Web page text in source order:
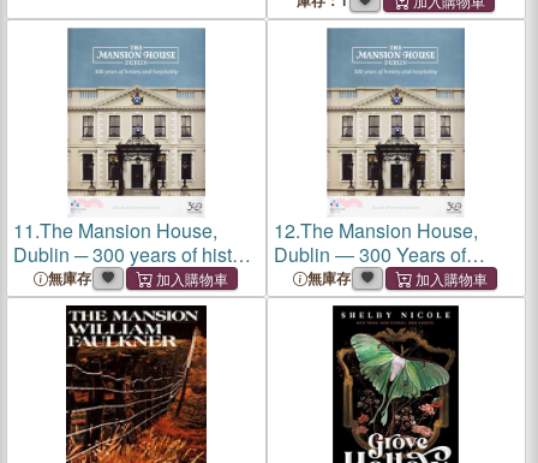
11.The Mansion House,
Dublin ─ 300 years of history
and hospitality
無庫存
12.The Mansion House,
Dublin ― 300 Years of
History and Hospitality
無庫存